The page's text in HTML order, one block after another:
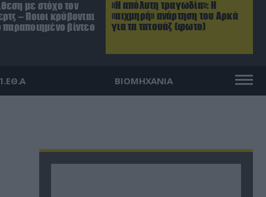
«Η απόλυτη τραγωδία»: Η
«αιχμηρή» ανάρτηση του Αρκά
για τα τατουάζ (φωτο)
με στόχο τον
– Ποιοι κρύβονται
βίντεο
ΒΙΟΜΗΧΑΝΙΑ